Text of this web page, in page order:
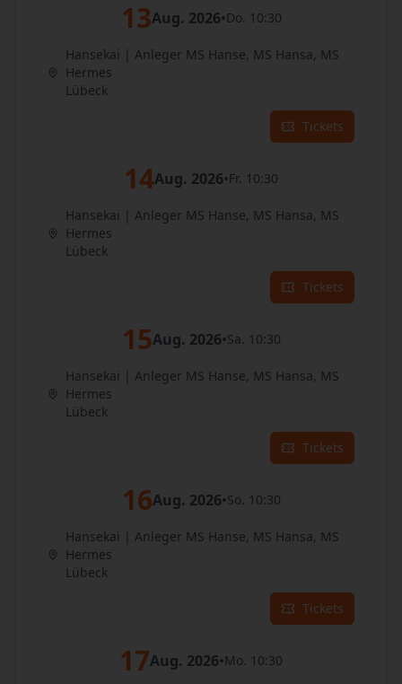
13Aug. 2026•Do. 10:30
Hansekai | Anleger MS Hanse, MS Hansa, MS
Hermes
Lübeck
Tickets
14Aug. 2026•Fr. 10:30
Hansekai | Anleger MS Hanse, MS Hansa, MS
Hermes
Lübeck
Tickets
15Aug. 2026•Sa. 10:30
Hansekai | Anleger MS Hanse, MS Hansa, MS
Hermes
Lübeck
Tickets
16Aug. 2026•So. 10:30
Hansekai | Anleger MS Hanse, MS Hansa, MS
Hermes
Lübeck
Tickets
17Aug. 2026•Mo. 10:30